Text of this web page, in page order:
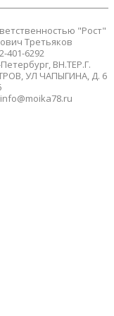
"Рост"
Третьяков
401-6292
ВН.ТЕР.Г.
УЛ ЧАПЫГИНА, Д. 6